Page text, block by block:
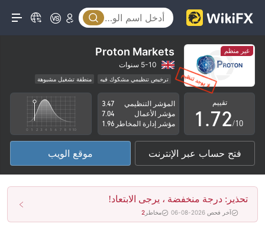
غير منظم Proton Markets
5-10 سنوات
ترخيص تنظيمي مشكوك فيه
منطقة تشغيل مشبوهة
مخاطر عالية
تقييم
0
1
2
3
4
5
.
3
4
5
6
7
8
9
0
1
2
3
4
5
6
/10
المؤشر التنظيمي
3.47
مؤشر الأعمال
7.04
مؤشر إدارة المخاطر 1.96
فتح حساب عبر الإنترنت موقع الويب
تحذير: درجة منخفضة ، يرجى الابتعاد!
آخر فحص 2026-08-06 مخاطر 2